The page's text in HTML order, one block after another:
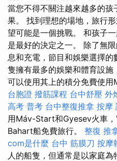
當您不得不關注越來越多的
果。 找到理想的場地，旅行
望可能是一個挑戰。 和孩子
是最好的決定之一。 除了無
息和充電，節目和娛樂選擇
隻擁有最多的娛樂和體育設
可以使用其上的積分免費使用
台胞證 撥筋課程 台中舒壓 外
高考 普考 台中整復推拿 按摩
用Máv-Start和Gyesev火車
Bahart船免費旅行。 整復 推
com是什麼 台中 筋膜刀 按摩
人的船隻，但通常是以家庭